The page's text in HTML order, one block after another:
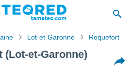
Lot-et-Garonne Roquefort
(Lot-et-Garonne)